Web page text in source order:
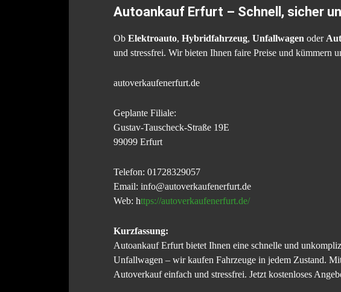
Autoankauf Erfurt – Schnell, sicher
Ob Elektroauto, Hybridfahrzeug, Unfallwagen oder
und stressfrei. Wir bieten Ihnen faire Preise und kümmern
autoverkaufenerfurt.de
Geplante Filiale:
Gustav-Tauscheck-Straße 19E
99099 Erfurt
Telefon: 01728329057
Email: info@autoverkaufenerfurt.de
Web: https://autoverkaufenerfurt.de/
Kurzfassung:
Autoankauf Erfurt bietet Ihnen eine schnelle und
Unfallwagen – wir kaufen Fahrzeuge in jedem Zustand.
Autoverkauf einfach und stressfrei. Jetzt kostenloses